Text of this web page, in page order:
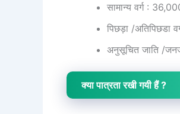
सामान्य वर्ग :
पिछड़ा /अतिपिछडा
अनुसूचित जाति /
क्या पात्रता रखी गयी हैं ?